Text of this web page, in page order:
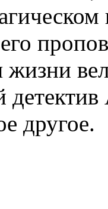
жизни
другое.